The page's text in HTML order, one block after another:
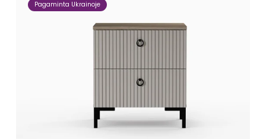
Pagaminta Ukrainoje